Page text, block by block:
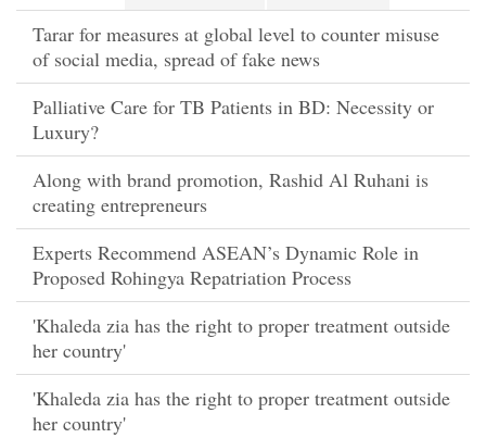
Tarar for measures at global level to counter misuse
of social media, spread of fake news
Palliative Care for TB Patients in BD: Necessity or
Luxury?
Along with brand promotion, Rashid Al Ruhani is
creating entrepreneurs
Experts Recommend ASEAN’s Dynamic Role in
Proposed Rohingya Repatriation Process
'Khaleda zia has the right to proper treatment outside
her country'
'Khaleda zia has the right to proper treatment outside
her country'